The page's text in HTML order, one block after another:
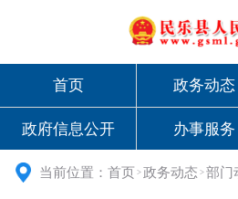
首页 政务动态
政府信息公开 办事服务
当前位置：首页 > 政务动态 >部门